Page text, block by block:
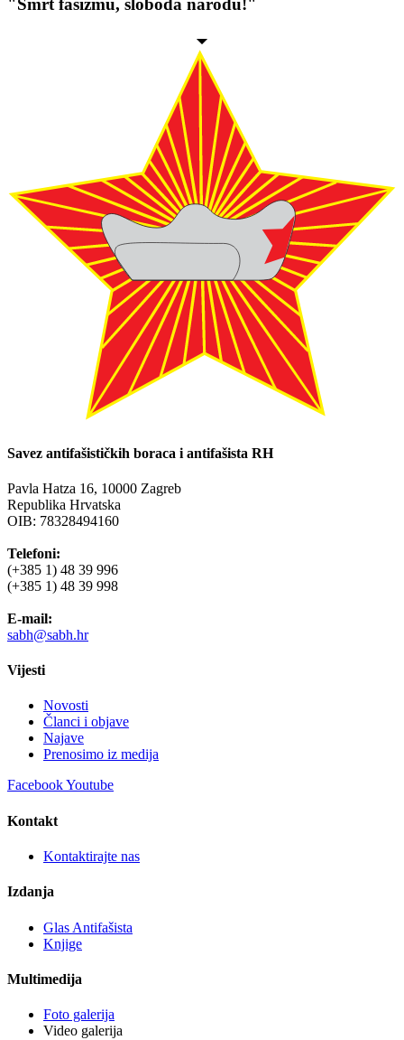
"Smrt fašizmu, sloboda narodu!"
Savez antifašističkih boraca i antifašista RH
Pavla Hatza 16, 10000 Zagreb
Republika Hrvatska
OIB: 78328494160
Telefoni:
(+385 1) 48 39 996
(+385 1) 48 39 998
E-mail:
sabh@sabh.hr
Vijesti
Novosti
Članci i objave
Najave
Prenosimo iz medija
FacebookYoutube
Kontakt
Kontaktirajte nas
Izdanja
Glas Antifašista
Knjige
Multimedija
Foto galerija
Video galerija